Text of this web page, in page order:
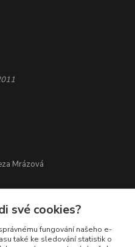
Mrázová
své cookies?
fungování našeho e-
také ke sledování statistik o